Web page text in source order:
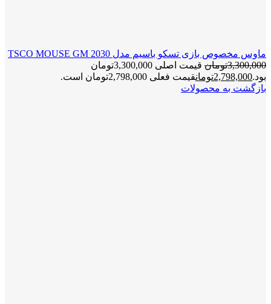
ماوس مخصوص بازی تسکو باسیم مدل TSCO MOUSE GM 2030
3,300,000تومان
قیمت اصلی 3,300,000تومان
بود.2,798,000تومانقیمت فعلی 2,798,000تومان است.
بازگشت به محصولات